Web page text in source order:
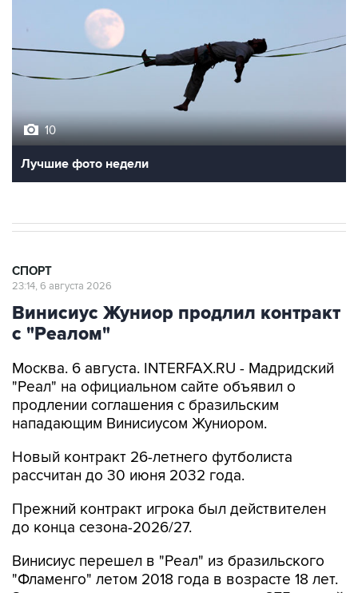
10
Лучшие фото недели
СПОРТ
23:14, 6 августа 2026
Винисиус Жуниор продлил контракт
с "Реалом"
Москва. 6 августа. INTERFAX.RU - Мадридский
"Реал" на официальном сайте объявил о
продлении соглашения с бразильским
нападающим Винисиусом Жуниором.
Новый контракт 26-летнего футболиста
рассчитан до 30 июня 2032 года.
Прежний контракт игрока был действителен
до конца сезона-2026/27.
Винисиус перешел в "Реал" из бразильского
"Фламенго" летом 2018 года в возрасте 18 лет.